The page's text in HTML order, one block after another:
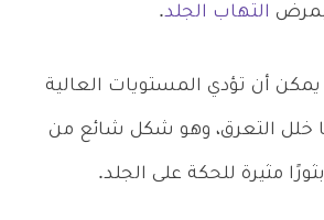
بمرض التهاب الجلد.
أن تؤدي المستويات العالية
خلل التعرق، وهو شكل شائع من
مثيرة للحكة على الجلد.